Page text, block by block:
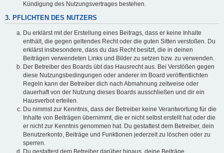
Kündigung des Nutzungsvertrages bestehen.
3. PFLICHTEN DES NUTZERS
Du erklärst mit der Erstellung eines Beitrags, dass er keine Inhalte
enthält, die gegen geltendes Recht oder die guten Sitten verstoßen. Du
erklärst insbesondere, dass du das Recht besitzt, die in deinen
Beiträgen verwendeten Links und Bilder zu setzen bzw. zu verwenden.
Der Betreiber des Boards übt das Hausrecht aus. Bei Verstößen gegen
diese Nutzungsbedingungen oder anderer im Board veröffentlichten
Regeln kann der Betreiber dich nach Abmahnung zeitweise oder
dauerhaft von der Nutzung dieses Boards ausschließen und dir ein
Hausverbot erteilen.
Du nimmst zur Kenntnis, dass der Betreiber keine Verantwortung für die
Inhalte von Beiträgen übernimmt, die er nicht selbst erstellt hat oder die
er nicht zur Kenntnis genommen hat. Du gestattest dem Betreiber, dein
Benutzerkonto, Beiträge und Funktionen jederzeit zu löschen oder zu
sperren.
Du gestattest dem Betreiber darüber hinaus, deine Beiträge